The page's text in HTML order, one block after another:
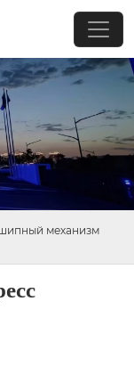
механизм